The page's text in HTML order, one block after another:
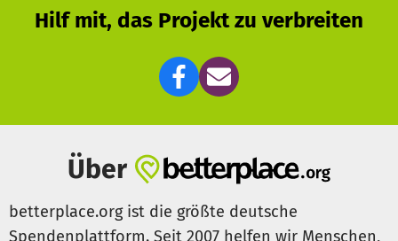
Sofern sich das Wildtier mit seinem Handicap arrangieren
kann, und es sich wohl fühlt, wird es Dauergast, aber auch
Aber wenn man sieht wie ein Bussard oder Falke der
fliegt und seine Kreise zieht, dann ist das der grösste
Lohn den es gibt.
Hilf mit, das Projekt zu verbreiten
Über
betterplace.org ist die größte deutsche
Spendenplattform. Seit 2007 helfen wir Menschen,